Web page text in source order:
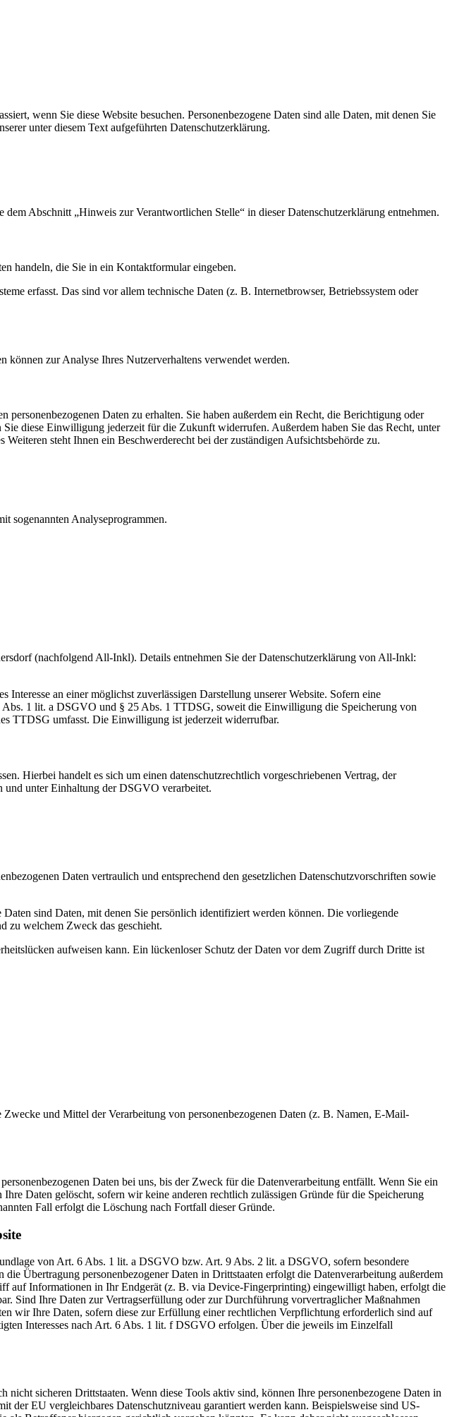
wenn Sie diese Website besuchen. Personenbezogene Daten sind alle Daten, mit denen Sie
unter diesem Text aufgeführten Datenschutzerklärung.
Abschnitt „Hinweis zur Verantwortlichen Stelle“ in dieser Datenschutzerklärung entnehmen.
handeln, die Sie in ein Kontaktformular eingeben.
erfasst. Das sind vor allem technische Daten (z. B. Internetbrowser, Betriebssystem oder
können zur Analyse Ihres Nutzerverhaltens verwendet werden.
Daten zu erhalten. Sie haben außerdem ein Recht, die Berichtigung oder
diese Einwilligung jederzeit für die Zukunft widerrufen. Außerdem haben Sie das Recht, unter
steht Ihnen ein Beschwerderecht bei der zuständigen Aufsichtsbehörde zu.
sogenannten Analyseprogrammen.
(nachfolgend All-Inkl). Details entnehmen Sie der Datenschutzerklärung von All-Inkl:
an einer möglichst zuverlässigen Darstellung unserer Website. Sofern eine
1 lit. a DSGVO und § 25 Abs. 1 TTDSG, soweit die Einwilligung die Speicherung von
TTDSG umfasst. Die Einwilligung ist jederzeit widerrufbar.
Hierbei handelt es sich um einen datenschutzrechtlich vorgeschriebenen Vertrag, der
und unter Einhaltung der DSGVO verarbeitet.
Daten vertraulich und entsprechend den gesetzlichen Datenschutzvorschriften sowie
Daten sind Daten, mit denen Sie persönlich identifiziert werden können. Die vorliegende
zu welchem Zweck das geschieht.
aufweisen kann. Ein lückenloser Schutz der Daten vor dem Zugriff durch Dritte ist
und Mittel der Verarbeitung von personenbezogenen Daten (z. B. Namen, E-Mail-
Daten bei uns, bis der Zweck für die Datenverarbeitung entfällt. Wenn Sie ein
Daten gelöscht, sofern wir keine anderen rechtlich zulässigen Gründe für die Speicherung
Fall erfolgt die Löschung nach Fortfall dieser Gründe.
von Art. 6 Abs. 1 lit. a DSGVO bzw. Art. 9 Abs. 2 lit. a DSGVO, sofern besondere
Übertragung personenbezogener Daten in Drittstaaten erfolgt die Datenverarbeitung außerdem
Informationen in Ihr Endgerät (z. B. via Device-Fingerprinting) eingewilligt haben, erfolgt die
Sind Ihre Daten zur Vertragserfüllung oder zur Durchführung vorvertraglicher Maßnahmen
wir Ihre Daten, sofern diese zur Erfüllung einer rechtlichen Verpflichtung erforderlich sind auf
Interesses nach Art. 6 Abs. 1 lit. f DSGVO erfolgen. Über die jeweils im Einzelfall
sicheren Drittstaaten. Wenn diese Tools aktiv sind, können Ihre personenbezogene Daten in
der EU vergleichbares Datenschutzniveau garantiert werden kann. Beispielsweise sind US-